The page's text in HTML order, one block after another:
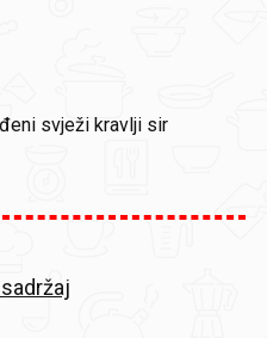
svježi kravlji sir